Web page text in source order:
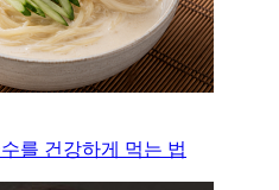
를 건강하게 먹는 법